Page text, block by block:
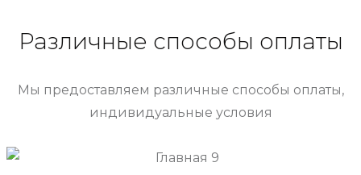
Различные способы оплаты
Мы предоставляем различные способы оплаты,
индивидуальные условия